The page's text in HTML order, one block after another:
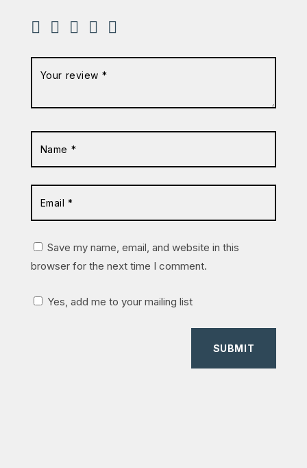
Save my name, email, and website in this
browser for the next time I comment.
Yes, add me to your mailing list
SUBMIT